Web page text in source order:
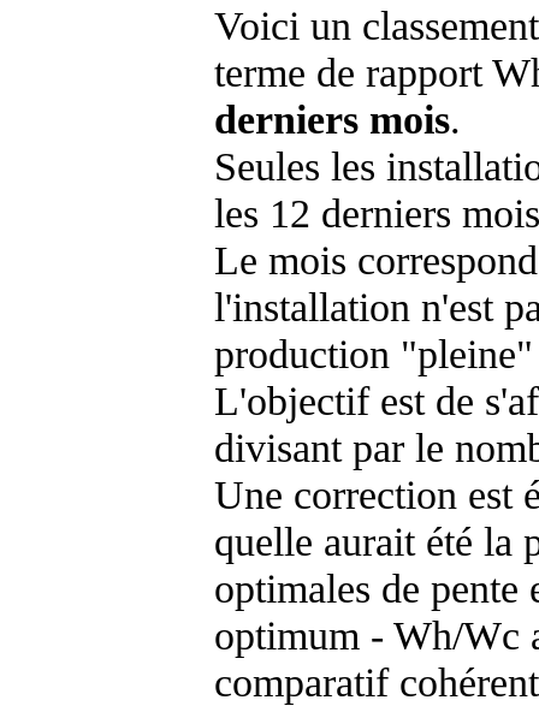
Voici un
terme de rapport
derniers mois.
Seules les
les 12 derniers
Le mois
l'installation n'est
production "pleine"
L'objectif est de
divisant par le
Une correction est
quelle aurait été la
optimales de
optimum - Wh/Wc
comparatif